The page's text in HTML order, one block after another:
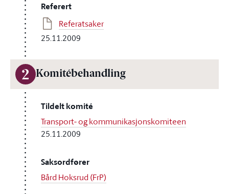
Referert
Referatsaker
25.11.2009
2 Komitébehandling
Tildelt komité
Transport- og kommunikasjonskomiteen
25.11.2009
Saksordfører
Bård Hoksrud (FrP)